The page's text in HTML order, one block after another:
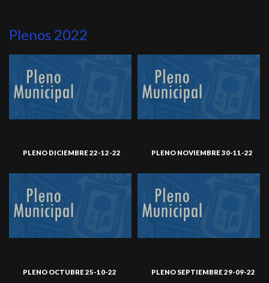
Plenos 2022
PLENO DICIEMBRE 22-12-22 PLENO NOVIEMBRE 30-11-22
PLENO OCTUBRE 25-10-22 PLENO SEPTIEMBRE 29-09-22